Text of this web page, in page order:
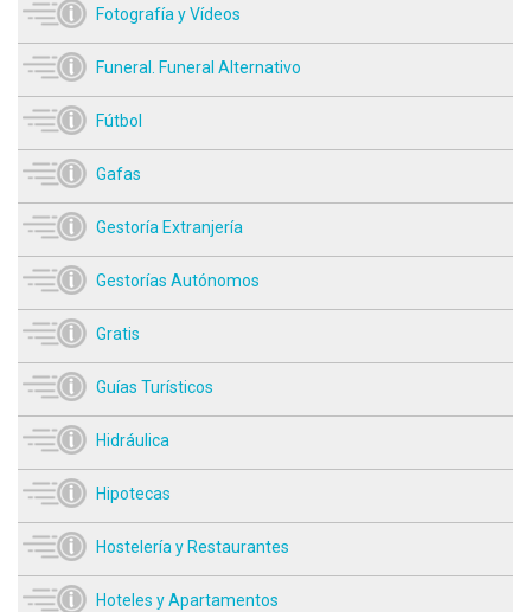
Fotografía y Vídeos
Funeral. Funeral Alternativo
Fútbol
Gafas
Gestoría Extranjería
Gestorías Autónomos
Gratis
Guías Turísticos
Hidráulica
Hipotecas
Hostelería y Restaurantes
Hoteles y Apartamentos